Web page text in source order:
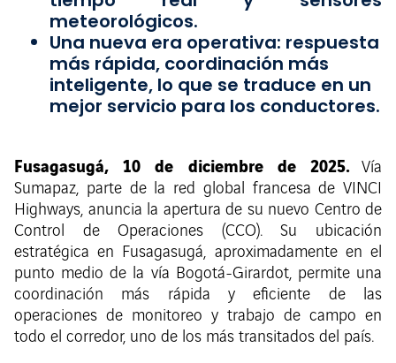
meteorológicos.
Una nueva era operativa: respuesta
más rápida, coordinación más
inteligente, lo que se traduce en un
mejor servicio para los conductores.
Fusagasugá, 10 de diciembre de 2025.
Vía
Sumapaz, parte de la red global francesa de VINCI
Highways, anuncia la apertura de su nuevo Centro de
Control de Operaciones (CCO). Su ubicación
estratégica en Fusagasugá, aproximadamente en el
punto medio de la vía Bogotá-Girardot, permite una
coordinación más rápida y eficiente de las
operaciones de monitoreo y trabajo de campo en
todo el corredor, uno de los más transitados del país.